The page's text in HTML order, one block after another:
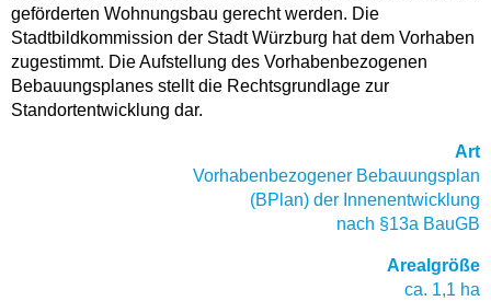
geförderten Wohnungsbau gerecht werden. Die
Stadtbildkommission der Stadt Würzburg hat dem Vorhaben
zugestimmt. Die Aufstellung des Vorhabenbezogenen
Bebauungsplanes stellt die Rechtsgrundlage zur
Standortentwicklung dar.
Art
Vorhabenbezogener Bebauungsplan
(BPlan) der Innenentwicklung
nach §13a BauGB
Arealgröße
ca. 1,1 ha